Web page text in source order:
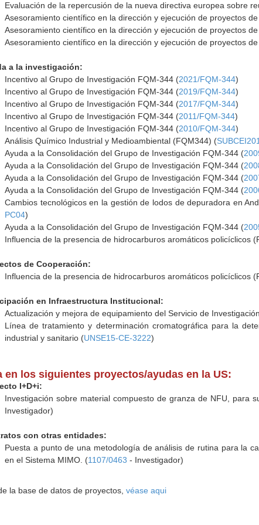
Evaluación de la repercusión de la nueva directiva europea sobre
Asesoramiento científico en la dirección y ejecución de proyectos
Asesoramiento científico en la dirección y ejecución de proyectos
Asesoramiento científico en la dirección y ejecución de proyectos
a la investigación:
Incentivo al Grupo de Investigación FQM-344 (2021/FQM-344)
Incentivo al Grupo de Investigación FQM-344 (2019/FQM-344)
Incentivo al Grupo de Investigación FQM-344 (2017/FQM-344)
Incentivo al Grupo de Investigación FQM-344 (2011/FQM-344)
Incentivo al Grupo de Investigación FQM-344 (2010/FQM-344)
Análisis Químico Industrial y Medioambiental (FQM344) (
Ayuda a la Consolidación del Grupo de Investigación FQM-344 (
Ayuda a la Consolidación del Grupo de Investigación FQM-344 (
Ayuda a la Consolidación del Grupo de Investigación FQM-344 (
Ayuda a la Consolidación del Grupo de Investigación FQM-344 (
Cambios tecnológicos en la gestión de lodos de depuradora en
PC04)
Ayuda a la Consolidación del Grupo de Investigación FQM-344 (
Influencia de la presencia de hidrocarburos aromáticos policíclicos
de Cooperación:
Influencia de la presencia de hidrocarburos aromáticos policíclicos
en Infraestructura Institucional:
Actualización y mejora de equipamiento del Servicio de
Línea de tratamiento y determinación cromatográfica para la
industrial y sanitario (UNSE15-CE-3222)
en los siguientes proyectos/ayudas en la US:
I+D+i:
Investigación sobre material compuesto de granza de NFU, para
Investigador)
con otras entidades:
Puesta a punto de una metodología de análisis de rutina para la
en el Sistema MIMO. (1107/0463 - Investigador)
la base de datos de proyectos,véase aqui